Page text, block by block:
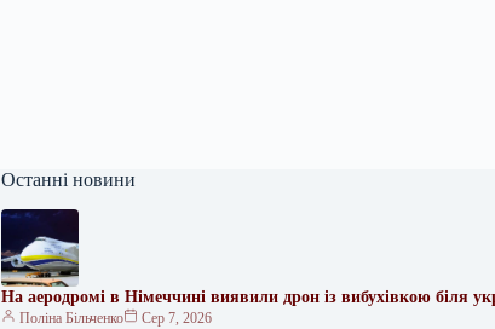
Останні новини
На аеродромі в Німеччині виявили дрон із вибухівкою біля
Поліна Більченко
Сер 7, 2026